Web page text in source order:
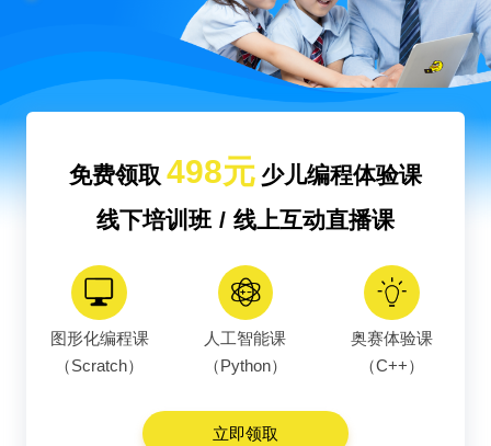
免费领取 498元 少儿编程体验课
线下培训班 / 线上互动直播课
图形化编程课
（Scratch）
人工智能课
（Python）
奥赛体验课
（C++）
立即领取